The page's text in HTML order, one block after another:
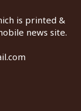
is printed &
news site.